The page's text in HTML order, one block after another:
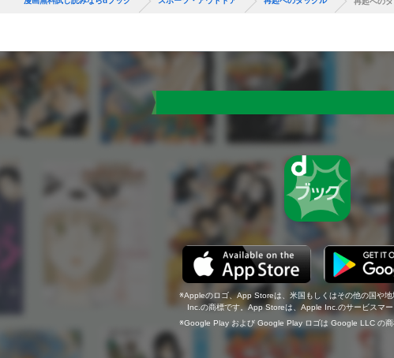
Appleのロゴ、App Storeは、米国もしくはその他の国や
Inc.の商標です。App Storeは、Apple Inc.のサービスマー
Google Play および Google Play ロゴは Google LLC の商